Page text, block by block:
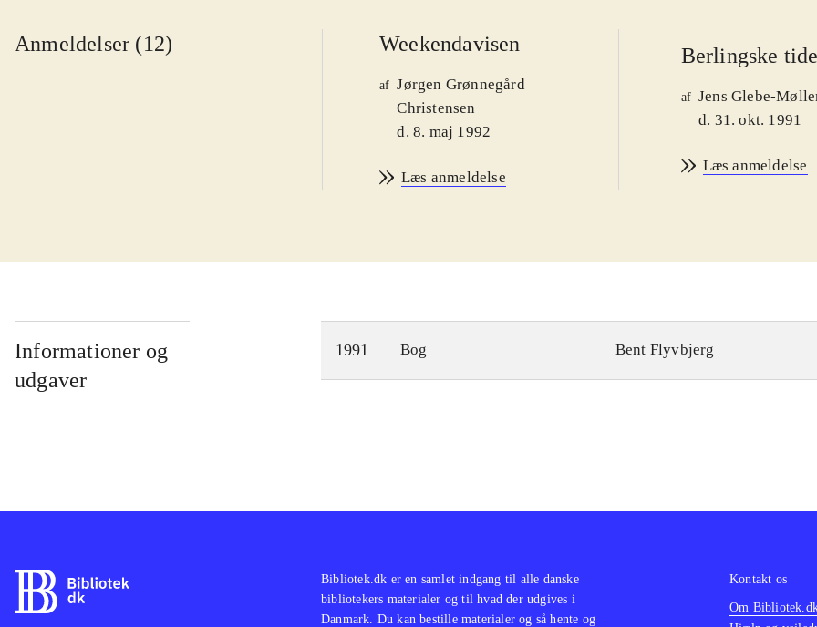
Anmeldelser (12) Weekendavisen
af Jørgen Grønnegård
Christensen
d. 8. maj 1992
Læs anmeldelse
Berlingske
af Jens Glebe-
d. 31. okt. 1991
Læs anmeldelse
Informationer og
udgaver
1991 Bog Bent Flyvbjerg
Bibliotek.dk er en samlet indgang til alle danske
bibliotekers materialer og til hvad der udgives i
Danmark. Du kan bestille materialer og så hente og
Kontakt os
Om